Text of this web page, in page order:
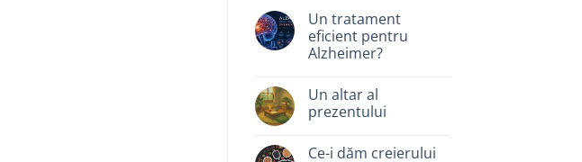
Un tratament
eficient pentru
Alzheimer?
Un altar al
prezentului
Ce-i dăm creierului